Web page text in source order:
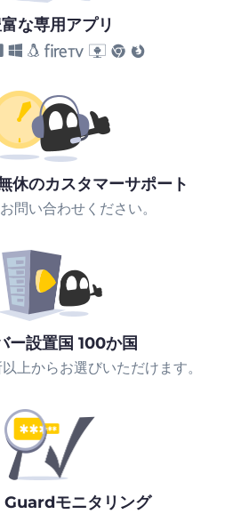
な専用アプリ
休のカスタマーサポート
問い合わせください。
ー設置国 100か国
上からお選びいただけます。
モニタリング